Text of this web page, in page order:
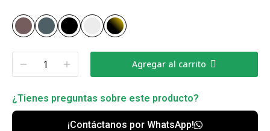
Agregar al carrito
¿Tienes preguntas sobre este producto?
¡Contáctanos por WhatsApp!